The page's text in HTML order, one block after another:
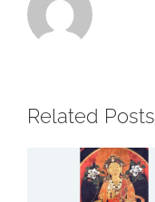
Related Posts